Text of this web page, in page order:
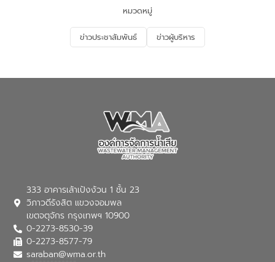
ด้านน้ำของประเทศ และเตรียมความพร้อม
รองรับการเติบโตของเมือง รวมถึงการ
ลงทุนในอุตสาหกรรมแห่งอนาคต ตลอดจน
มุ่งตอบโจทย์ความท้าทายจากวิกฤตการ
ในครั้งนี้เป็นการดึงจุดแข็งและความ
(อจน.) มาผสานกับประสบการณ์และ
เทคโนโลยีโครงข่ายน้ำครบวงจรในพื้นที่ EEC
ของอีสท์ วอเตอร์ เพื่อร่วมกันศึกษา
เทคโนโลยีการปรับปรุงคุณภาพน้ำ (Water
Reuse) และพัฒนารูปแบบการดำเนินงาน
ใช้น้ำที่พุ่งสูงขึ้นจากการขยายตัวของ
การองค์การจัดการน้ำเสีย กล่าวถึงภารกิจ
หมวดหมู่
ข่าวประชาสัมพันธ์ ข่าวผู้บริหาร
333 อาคารเล้าเป้งง้วน 1 ชั้น 23
วิภาวดีรังสิต แขวงจอมพล
เขตจตุจักร กรุงเทพฯ 10900
0-2273-8530-39
0-2273-8577-79
saraban@wma.or.th